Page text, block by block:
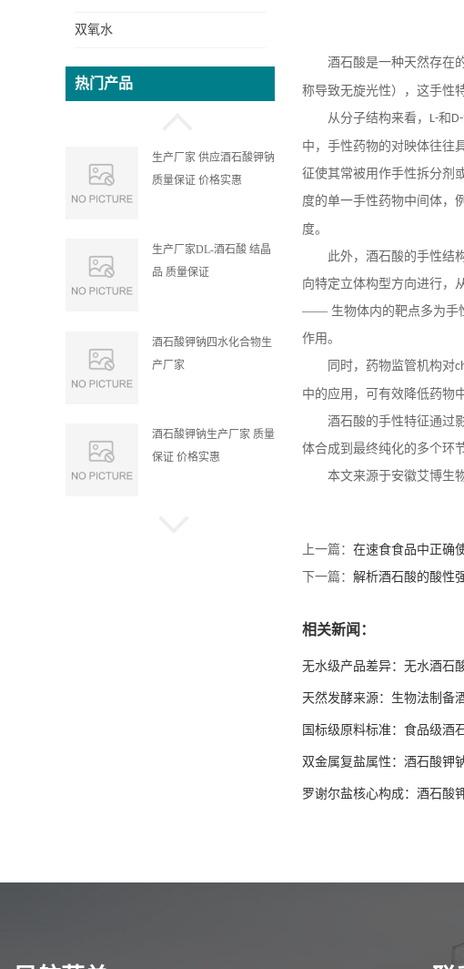
双氧水
热门产品
生产厂家 供应酒石酸锑钾
生产厂家 供应酒石酸钾钠
质量保证 价格实惠
生产厂家DL-酒石酸 结晶
品 质量保证
酒石酸钾钠四水化合物生
产厂家
酒石酸钾钠生产厂家 质量
保证 价格实惠
酒石酸是一种天然存在
称导致无旋光性），这手性
从分子结构来看， L-和 D-
中，手性药物的对映体往往
征使其常被用作手性拆分剂
度的单一手性药物中间体，
度。
此外，酒石酸的手性结
向特定立体构型方向进行，
—— 生物体内的靶点多为手
作用。
同时，药物监管机构对
中的应用，可有效降低药物
酒石酸的手性特征通过
体合成到最终纯化的多个环节
本文来源于安徽艾博生
上一篇： 在速食食品中正确
下一篇： 解析酒石酸的酸性
相关新闻：
无水级产品差异：无水酒石
天然发酵来源：生物法制备
国标级原料标准：食品级酒
双金属复盐属性：酒石酸钾
罗谢尔盐核心构成：酒石酸